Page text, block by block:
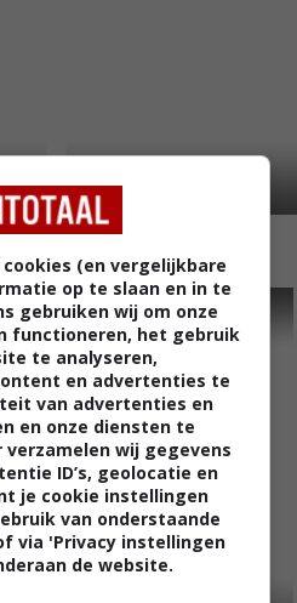
4,2
Cause of Death (2000)
(en vergelijkbare
op te slaan en in te
gebruiken wij om onze
functioneren, het gebruik
te analyseren,
en advertenties te
van advertenties en
en onze diensten te
wij gegevens
ID’s, geolocatie en
je cookie instellingen
van onderstaande
via 'Privacy instellingen
de website.